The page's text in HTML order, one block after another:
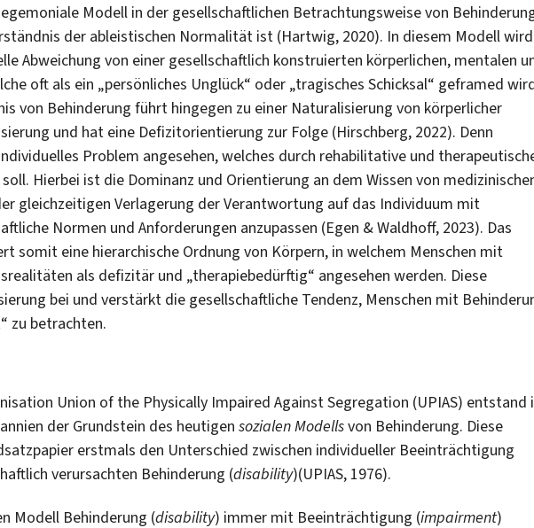
Modell in der gesellschaftlichen Betrachtungsweise von
der ableistischen Normalität ist (Hartwig, 2020). In diesem Modell wird
Abweichung von einer gesellschaftlich konstruierten körperlichen, mentalen
oft als ein „persönliches Unglück“ oder „tragisches Schicksal“ geframed
von Behinderung führt hingegen zu einer Naturalisierung von körperlicher
und hat eine Defizitorientierung zur Folge (Hirschberg, 2022). Denn
Problem angesehen, welches durch rehabilitative und
Hierbei ist die Dominanz und Orientierung an dem Wissen von
gleichzeitigen Verlagerung der Verantwortung auf das Individuum mit
Normen und Anforderungen anzupassen (Egen & Waldhoff, 2023). Das
somit eine hierarchische Ordnung von Körpern, in welchem Menschen mit
als defizitär und „therapiebedürftig“ angesehen werden. Diese
bei und verstärkt die gesellschaftliche Tendenz, Menschen mit
zu betrachten.
Union of the Physically Impaired Against Segregation (UPIAS) entstand
der Grundstein des heutigen sozialen Modellsvon Behinderung. Diese
erstmals den Unterschied zwischen individueller Beeinträchtigung
verursachten Behinderung (disability)(UPIAS, 1976).
Modell Behinderung (disability) immer mit Beeinträchtigung (impairment)